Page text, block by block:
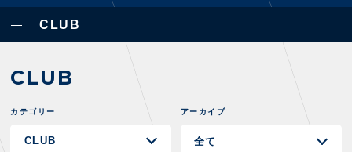
TOP TEAM
ACADEMY
THESPARK
PLAYERS / STAFFS
トレーニング見学について
・注意事項
・練習場ごとの注意事項
・練習場マップ
GAMES
試合日程・結果
順位表
CLUB
CLUB
カテゴリー アーカイブ